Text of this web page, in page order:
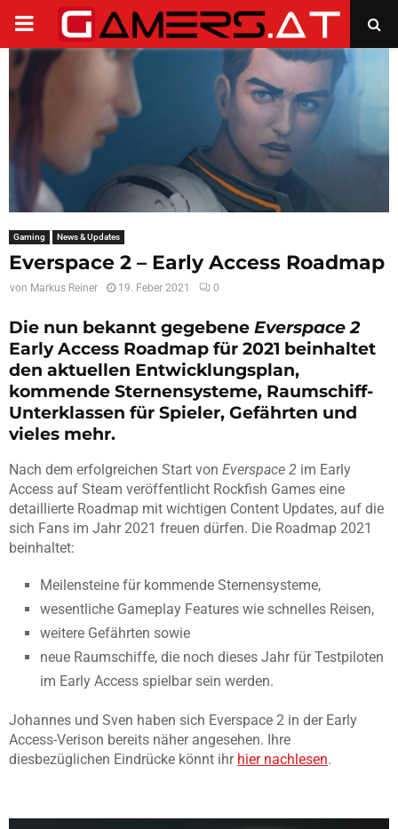
PRIMARY
MENU
Gaming News & Updates
Everspace 2 – Early Access Roadmap
von Markus Reiner 19. Feber 2021 0
Die nun bekannt gegebene Everspace 2
Early Access Roadmap für 2021 beinhaltet
den aktuellen Entwicklungsplan,
kommende Sternensysteme, Raumschiff-
Unterklassen für Spieler, Gefährten und
vieles mehr.
Nach dem erfolgreichen Start von Everspace 2 im Early
Access auf Steam veröffentlicht Rockfish Games eine
detaillierte Roadmap mit wichtigen Content Updates, auf die
sich Fans im Jahr 2021 freuen dürfen. Die Roadmap 2021
beinhaltet:
Meilensteine für kommende Sternensysteme,
wesentliche Gameplay Features wie schnelles Reisen,
weitere Gefährten sowie
neue Raumschiffe, die noch dieses Jahr für Testpiloten
im Early Access spielbar sein werden.
Johannes und Sven haben sich Everspace 2 in der Early
Access-Verison bereits näher angesehen. Ihre
diesbezüglichen Eindrücke könnt ihr hier nachlesen.